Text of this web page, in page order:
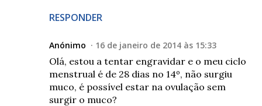
RESPONDER
Anónimo 16 de janeiro de 2014 às 15:33
Olá, estou a tentar engravidar e o meu ciclo
menstrual é de 28 dias no 14º, não surgiu
muco, é possível estar na ovulação sem
surgir o muco?